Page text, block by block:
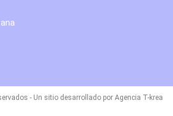
- Un sitio desarrollado por Agencia T-krea